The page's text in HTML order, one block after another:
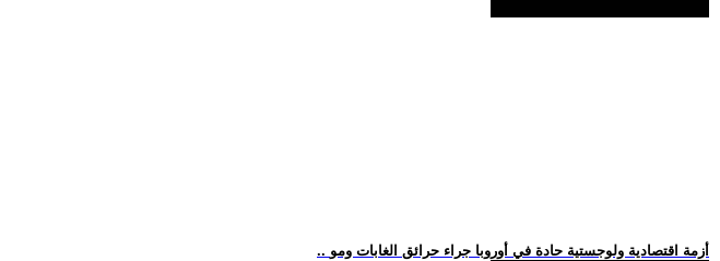
.. أزمة اقتصادية ولوجستية حادة في أوروبا جراء حرائق الغابات ومو